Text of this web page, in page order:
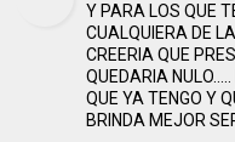
Y PARA LOS QUE
CUALQUIERA DE
CREERIA QUE
QUEDARIA
QUE YA TENGO Y
BRINDA MEJOR